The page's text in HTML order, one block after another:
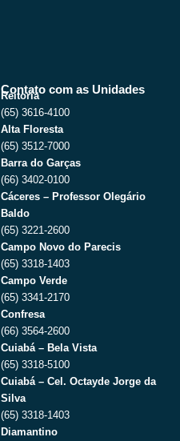
Contato com as Unidades
Reitoria
(65) 3616-4100
Alta Floresta
(65) 3512-7000
Barra do Garças
(66) 3402-0100
Cáceres – Professor Olegário
Baldo
(65) 3221-2600
Campo Novo do Parecis
(65) 3318-1403
Campo Verde
(65) 3341-2170
Confresa
(66) 3564-2600
Cuiabá – Bela Vista
(65) 3318-5100
Cuiabá – Cel. Octayde Jorge da
Silva
(65) 3318-1403
Diamantino